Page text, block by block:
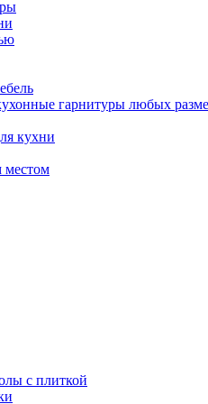
гарнитуры любых
кухни
местом
с плиткой